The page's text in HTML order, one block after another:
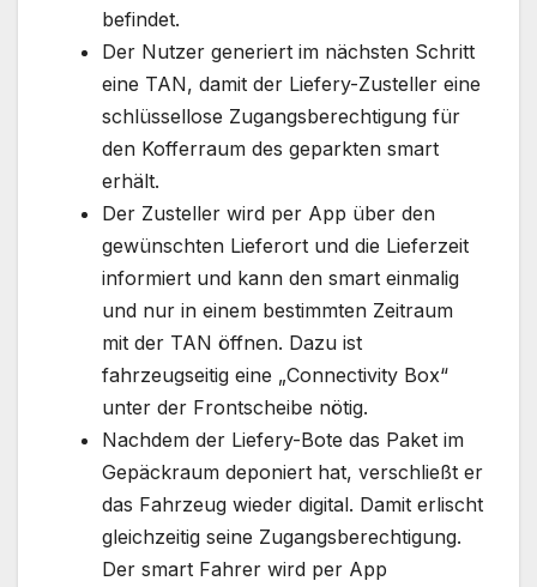
befindet.
Der Nutzer generiert im nächsten Schritt
eine TAN, damit der Liefery-Zusteller eine
schlüssellose Zugangsberechtigung für
den Kofferraum des geparkten smart
erhält.
Der Zusteller wird per App über den
gewünschten Lieferort und die Lieferzeit
informiert und kann den smart einmalig
und nur in einem bestimmten Zeitraum
mit der TAN öffnen. Dazu ist
fahrzeugseitig eine „Connectivity Box“
unter der Frontscheibe nötig.
Nachdem der Liefery-Bote das Paket im
Gepäckraum deponiert hat, verschließt er
das Fahrzeug wieder digital. Damit erlischt
gleichzeitig seine Zugangsberechtigung.
Der smart Fahrer wird per App